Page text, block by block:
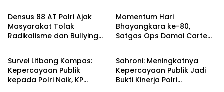
Biasa Anumerta
Densus 88 AT Polri Ajak
Masyarakat Tolak
Radikalisme dan Bullying
Momentum Hari
Bhayangkara ke-80,
Satgas Ops Damai Cartenz
Sosial
TNI - POLRI
Survei Litbang Kompas:
Kepercayaan Publik
kepada Polri Naik, KP
DPR RI
Sahroni: Meningkatnya
Kepercayaan Publik Jadi
Bukti Kinerja Polri